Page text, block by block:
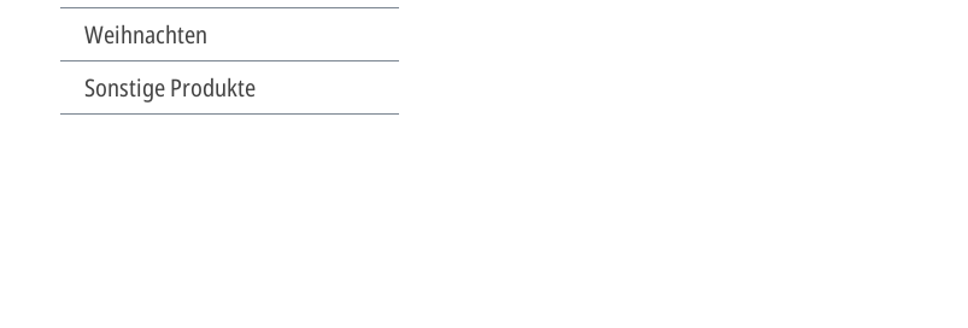
Weihnachten
Sonstige Produkte